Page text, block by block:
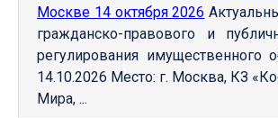
Москве 14 октября 2026
гражданско-правового и
регулирования имущественного
14.10.2026 Место: г. Москва, КЗ
Мира, ...